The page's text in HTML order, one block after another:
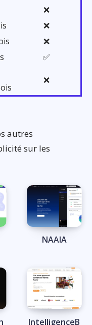
❌
❌
❌
✅
❌
autres
sur les
NAAIA
IntelligenceB